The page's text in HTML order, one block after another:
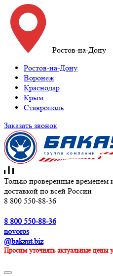
Ростов-на-Дону
Ростов-на-Дону
Воронеж
Краснодар
Крым
Ставрополь
Заказать звонок
Только проверенные временем
доставкой по всей России
8 800 550-88-36
8 800 550-88-36
novoros
@bakaut.biz
Просим уточнять актуальные цены